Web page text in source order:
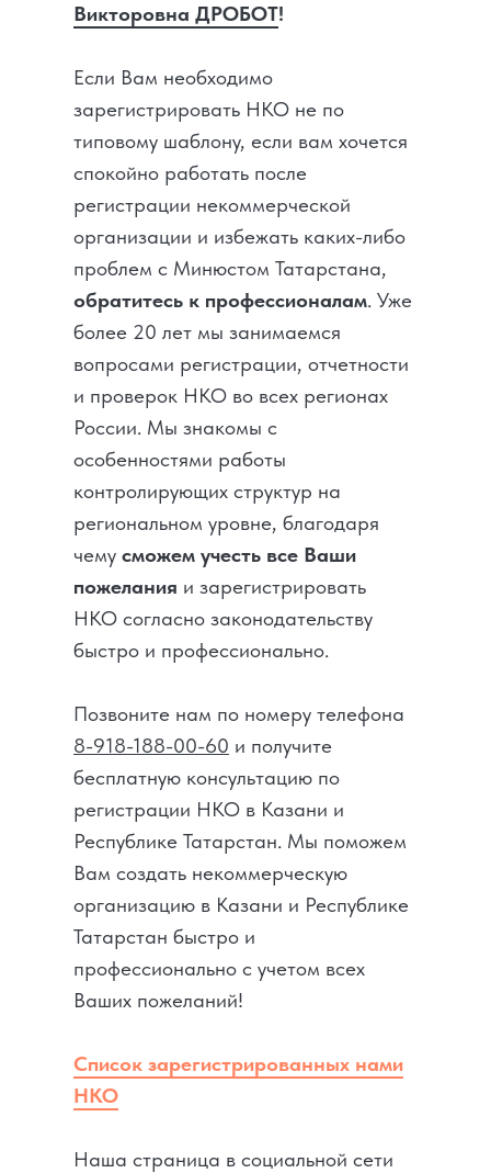
Викторовна ДРОБОТ!
Если Вам необходимо
зарегистрировать НКО не по
типовому шаблону, если вам хочется
спокойно работать после
регистрации некоммерческой
организации и избежать каких-либо
проблем с Минюстом Татарстана,
обратитесь к профессионалам. Уже
более 20 лет мы занимаемся
вопросами регистрации, отчетности
и проверок НКО во всех регионах
России. Мы знакомы с
особенностями работы
контролирующих структур на
региональном уровне, благодаря
чему сможем учесть все Ваши
пожелания и зарегистрировать
НКО согласно законодательству
быстро и профессионально.
Позвоните нам по номеру телефона
8-918-188-00-60 и получите
бесплатную консультацию по
регистрации НКО в Казани и
Республике Татарстан. Мы поможем
Вам создать некоммерческую
организацию в Казани и Республике
Татарстан быстро и
профессионально с учетом всех
Ваших пожеланий!
Список зарегистрированных нами
НКО
Наша страница в социальной сети